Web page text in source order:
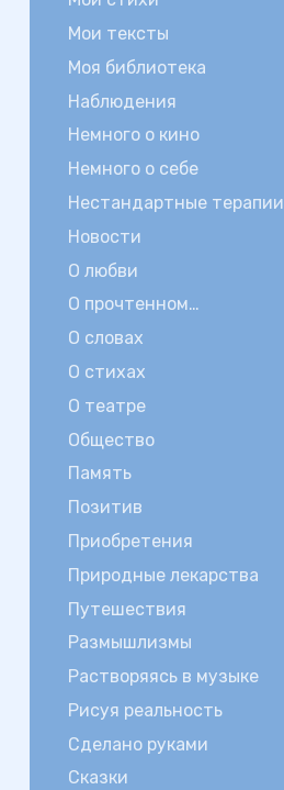
Мои тексты
Моя библиотека
Наблюдения
Немного о кино
Немного о себе
Нестандартные терапии
Новости
О любви
О прочтенном…
О словах
О стихах
О театре
Общество
Память
Позитив
Приобретения
Природные лекарства
Путешествия
Размышлизмы
Растворяясь в музыке
Рисуя реальность
Сделано руками
Сказки